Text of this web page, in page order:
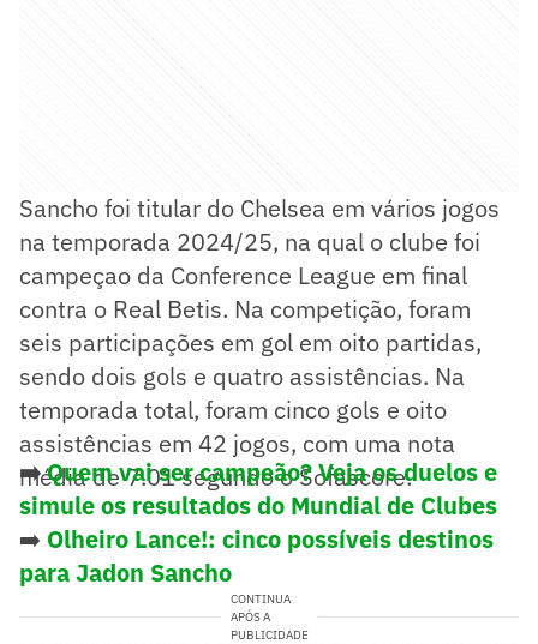
Sancho foi titular do Chelsea em vários jogos
na temporada 2024/25, na qual o clube foi
campeçao da Conference League em final
contra o Real Betis. Na competição, foram
seis participações em gol em oito partidas,
sendo dois gols e quatro assistências. Na
temporada total, foram cinco gols e oito
assistências em 42 jogos, com uma nota
média de 7.01 segundo o Sofascore.
➡️Quem vai ser campeão? Veja os duelos e
simule os resultados do Mundial de Clubes
➡️ Olheiro Lance!: cinco possíveis destinos
para Jadon Sancho
CONTINUA
APÓS A
PUBLICIDADE